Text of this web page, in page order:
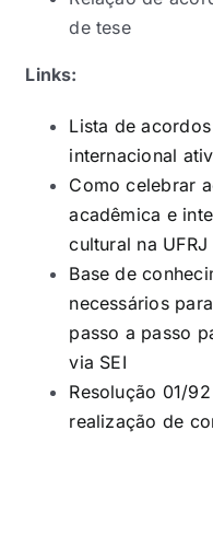
de tese
Links:
Lista de
internacional
Como celebrar
acadêmica e
cultural na UFRJ
Base de
necessários
passo a passo
via SEI
Resolução 01/
realização de